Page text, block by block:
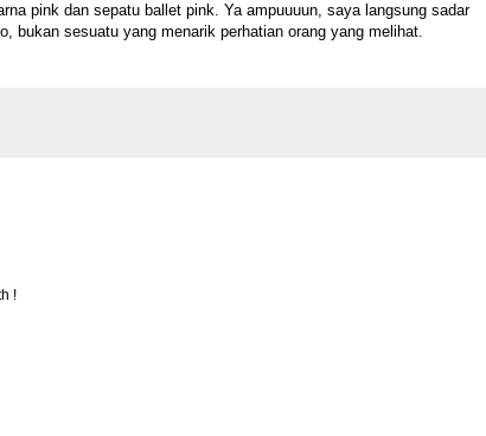
pink dan sepatu ballet pink. Ya ampuuuun, saya langsung sadar
bukan sesuatu yang menarik perhatian orang yang melihat.
!